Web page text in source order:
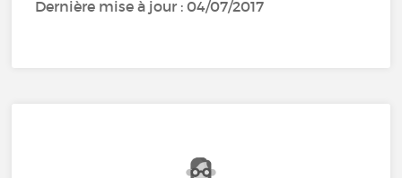
Dernière mise à jour : 04/07/2017